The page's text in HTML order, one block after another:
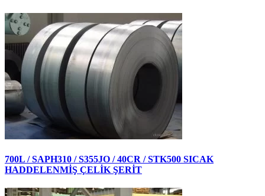
700L / SAPH310 / S355JO / 40CR / STK500 SICAK
HADDELENMİŞ ÇELİK ŞERİT